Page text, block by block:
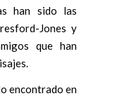
han sido las
Jones y
que han
encontrado en